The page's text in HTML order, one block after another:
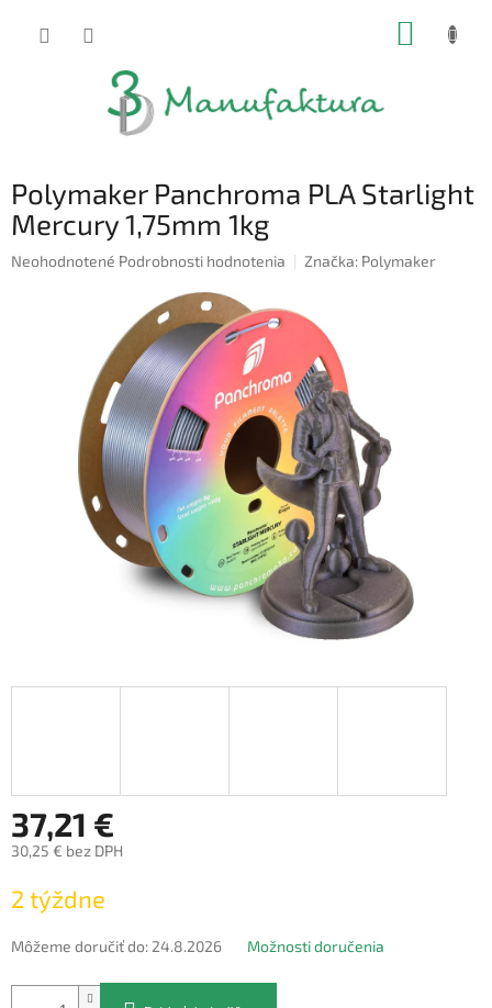
Polymaker Panchroma PLA Starlight
Mercury 1,75mm 1kg
Priemerné
hviezdičiek.
Neohodnotené Podrobnosti hodnotenia Značka: Polymaker
37,21 €
30,25 € bez DPH
cena:
2 týždne
Môžeme doručiť do:24.8.2026 Možnosti doručenia